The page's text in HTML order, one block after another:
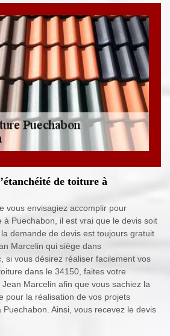
de toiture à
vous envisagiez accomplir pour
à Puechabon, il est vrai que le devis soit
demande de devis est toujours gratuit
Marcelin qui siège dans
si vous désirez réaliser facilement vos
dans le 34150, faites votre
Marcelin afin que vous sachiez la
pour la réalisation de vos projets
Puechabon. Ainsi, vous recevez le devis